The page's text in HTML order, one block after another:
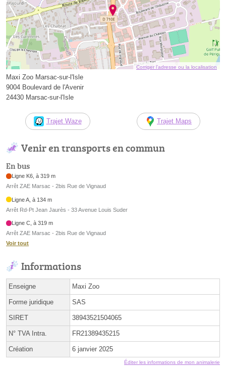
Corriger l’adresse ou la localisation
Maxi Zoo Marsac-sur-l'Isle
9004 Boulevard de l'Avenir
24430 Marsac-sur-l'Isle
Trajet Waze Trajet Maps
Venir en transports en commun
En bus
Ligne K6, à 319 m
Arrêt ZAE Marsac - 2bis Rue de Vignaud
Ligne A, à 134 m
Arrêt Rd-Pt Jean Jaurès - 33 Avenue Louis Suder
Ligne C, à 319 m
Arrêt ZAE Marsac - 2bis Rue de Vignaud
Voir tout
Informations
Enseigne Maxi Zoo
Forme juridique SAS
SIRET 38943521504065
N° TVA Intra. FR21389435215
Création 6 janvier 2025
Éditer les informations de mon animalerie